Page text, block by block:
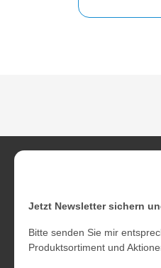
Jetzt Newsletter sichern
Bitte senden Sie mir
Produktsortiment und